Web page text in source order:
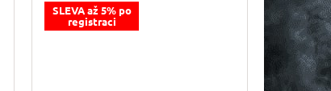
SLEVA až 5% po
registraci